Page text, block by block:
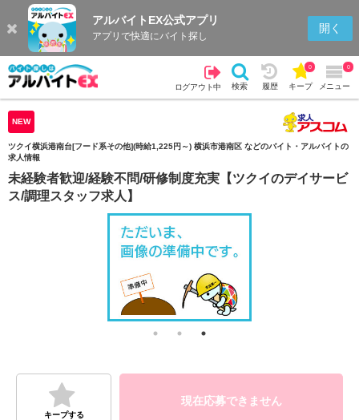
アルバイトEX公式アプリ
アプリで快適にバイト探し
開く
ログアウト中 検索 履歴 キープ
0
メニュー
0
検索 履歴
NEW
ツクイ横浜港南台[フード系その他](時給1,225円～) 横浜市港南区 などのバイト・アルバイトの
求人情報
未経験者歓迎/経験不問/研修制度充実【ツクイのデイサービ
ス/調理スタッフ求人】
キープする
現在応募できません